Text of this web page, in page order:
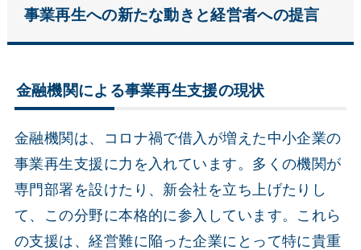
事業再生への新たな動きと経営者への提言
金融機関による事業再生支援の現状
金融機関は、コロナ禍で借入が増えた中小企業の
事業再生支援に力を入れています。多くの機関が
専門部署を設けたり、新会社を立ち上げたりし
て、この分野に本格的に参入しています。これら
の支援は、経営難に陥った企業にとって特に貴重